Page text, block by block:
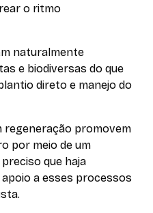
o ritmo
naturalmente
e biodiversas do que
direto e manejo do
regeneração promovem
por meio de um
que haja
a esses processos